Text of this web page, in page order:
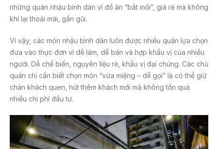
những quán nhậu bình dân vì đồ ăn “bắt mồi”, giá rẻ mà không
khí lại thoải mái, gần gũi.
Vì vậy, các món nhậu bình dân luôn được nhiều quán lựa chọn
đưa vào thực đơn vì dễ làm, dễ bán và hợp khẩu vị của nhiều
người. Dễ chế biến, nguyên liệu rẻ, khẩu vị đại chúng. Các chủ
quán chỉ cần biết chọn món “vừa miệng – dễ gọi” là có thể giữ
chân khách quen, hút thêm khách mới mà không tốn quá
nhiều chi phí đầu tư.